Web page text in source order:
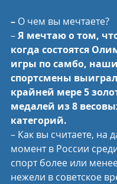
– О чем вы мечтаете?
– Я мечтаю о том,
когда состоятся
игры по самбо, наши
спортсмены
крайней мере 5
медалей из 8
категорий.
– Как вы считаете, на
момент в России
спорт более или
нежели в советское